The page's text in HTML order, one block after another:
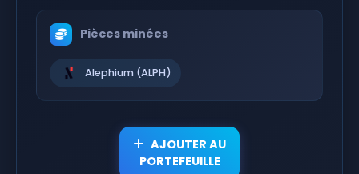
Pièces minées
Alephium (ALPH)
AJOUTER AU
PORTEFEUILLE